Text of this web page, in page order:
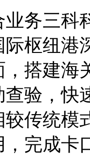
务三科
际枢纽港
，搭建海
验，快
传统模
，完成卡